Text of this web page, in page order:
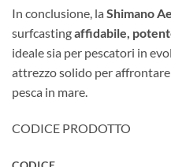
In conclusione, la Shimano
surfcastingaffidabile,
ideale sia per pescatori in
attrezzo solido per
pesca in mare.
CODICE PRODOTTO